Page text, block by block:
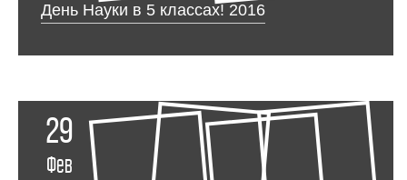
День Науки в 5 классах! 2016
29
Фев